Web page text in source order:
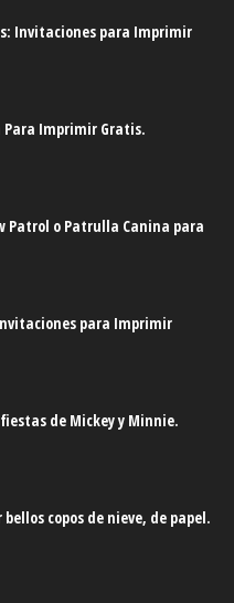
Invitaciones para Imprimir
Para Imprimir Gratis.
Patrol o Patrulla Canina para
para Imprimir
de Mickey y Minnie.
copos de nieve, de papel.